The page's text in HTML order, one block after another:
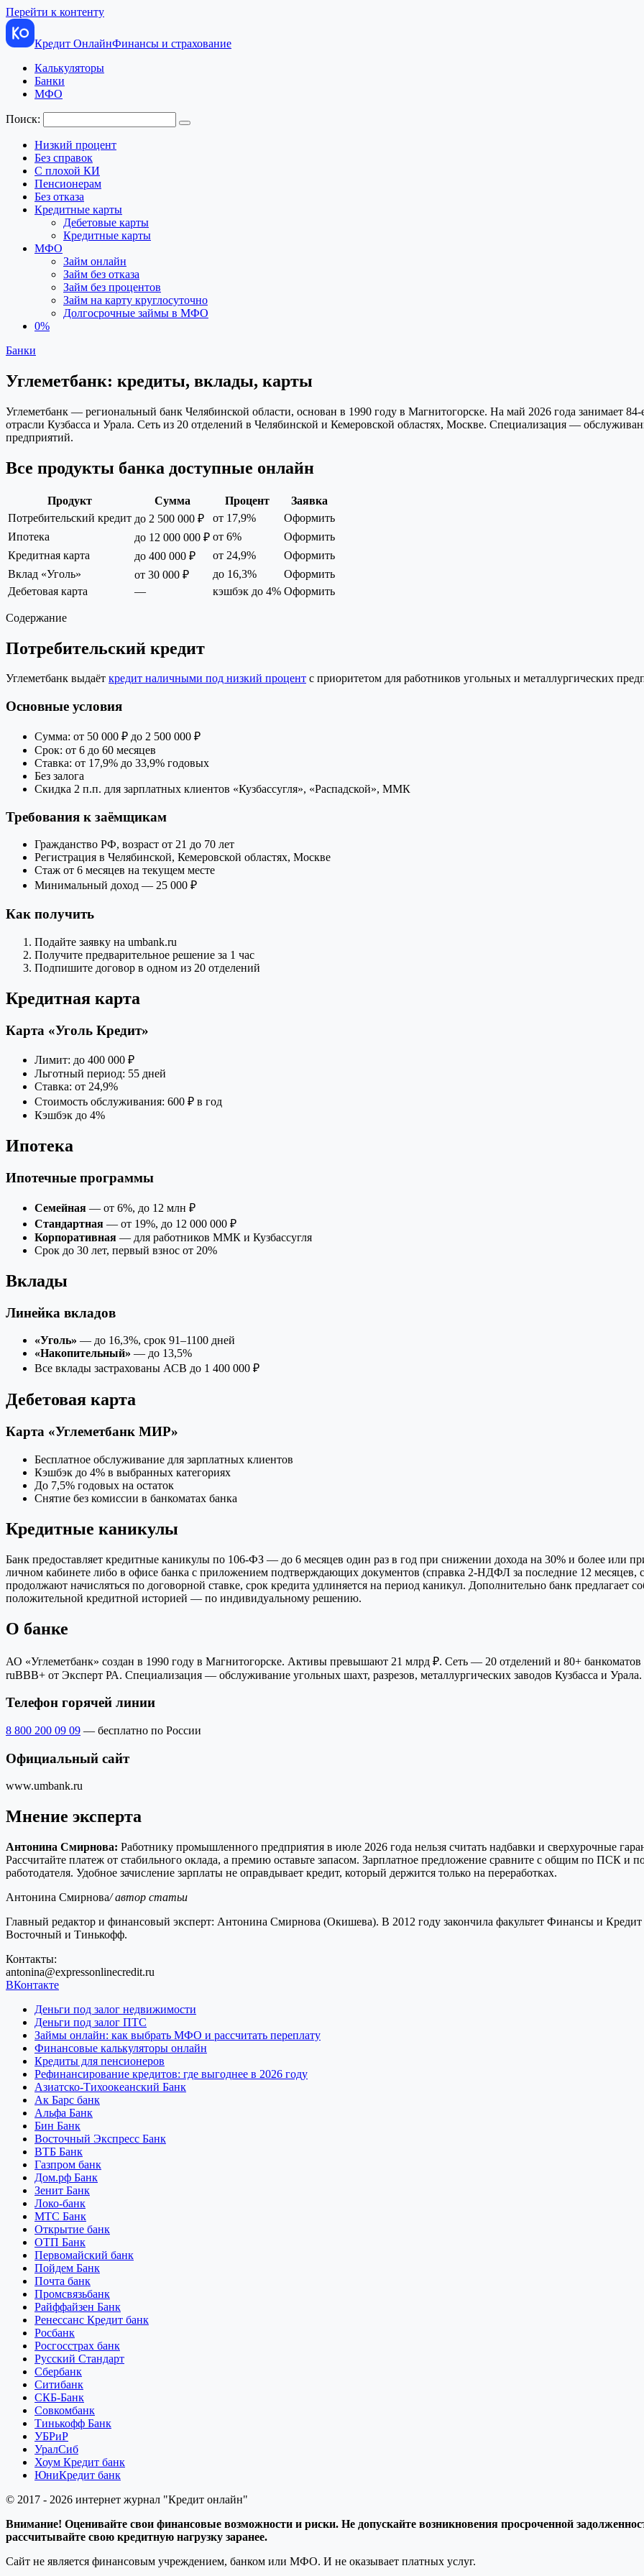
Перейти к контенту
Кредит ОнлайнФинансы и страхование
Калькуляторы
Банки
МФО
Поиск:
Низкий процент
Без справок
С плохой КИ
Пенсионерам
Без отказа
Кредитные карты
Дебетовые карты
Кредитные карты
МФО
Займ онлайн
Займ без отказа
Займ без процентов
Займ на карту круглосуточно
Долгосрочные займы в МФО
0%
Банки
Углеметбанк: кредиты, вклады, карты
Углеметбанк — региональный банк Челябинской области, основан в 1990 году в Магнитогорске. На май 2026 года занимает
отрасли Кузбасса и Урала. Сеть из 20 отделений в Челябинской и Кемеровской областях, Москве. Специализация —
предприятий.
Все продукты банка доступные онлайн
Продукт Сумма Процент
Заявка
Потребительский кредит до 2 500 000 ₽ от 17,9%
Оформить
Ипотека
до 12 000 000 ₽ от 6%
Оформить
Кредитная карта
до 400 000 ₽ от 24,9%
Оформить
Вклад «Уголь»
от 30 000 ₽ до 16,3%
Оформить
Дебетовая карта
— кэшбэк до 4% Оформить
Содержание
Потребительский кредит
Углеметбанк выдаёт кредит наличными под низкий процент с приоритетом для работников угольных и металлургических
Основные условия
Сумма: от 50 000 ₽ до 2 500 000 ₽
Срок: от 6 до 60 месяцев
Ставка: от 17,9% до 33,9% годовых
Без залога
Скидка 2 п.п. для зарплатных клиентов «Кузбассугля», «Распадской», ММК
Требования к заёмщикам
Гражданство РФ, возраст от 21 до 70 лет
Регистрация в Челябинской, Кемеровской областях, Москве
Стаж от 6 месяцев на текущем месте
Минимальный доход — 25 000 ₽
Как получить
Подайте заявку на umbank.ru
Получите предварительное решение за 1 час
Подпишите договор в одном из 20 отделений
Кредитная карта
Карта «Уголь Кредит»
Лимит: до 400 000 ₽
Льготный период: 55 дней
Ставка: от 24,9%
Стоимость обслуживания: 600 ₽ в год
Кэшбэк до 4%
Ипотека
Ипотечные программы
Семейная — от 6%, до 12 млн ₽
Стандартная — от 19%, до 12 000 000 ₽
Корпоративная — для работников ММК и Кузбассугля
Срок до 30 лет, первый взнос от 20%
Вклады
Линейка вкладов
«Уголь» — до 16,3%, срок 91–1100 дней
«Накопительный» — до 13,5%
Все вклады застрахованы АСВ до 1 400 000 ₽
Дебетовая карта
Карта «Углеметбанк МИР»
Бесплатное обслуживание для зарплатных клиентов
Кэшбэк до 4% в выбранных категориях
До 7,5% годовых на остаток
Снятие без комиссии в банкоматах банка
Кредитные каникулы
Банк предоставляет кредитные каникулы по 106‑ФЗ — до 6 месяцев один раз в год при снижении дохода на 30% и более или
личном кабинете либо в офисе банка с приложением подтверждающих документов (справка 2‑НДФЛ за последние 12 месяцев,
продолжают начисляться по договорной ставке, срок кредита удлиняется на период каникул. Дополнительно банк предлагает
положительной кредитной историей — по индивидуальному решению.
О банке
АО «Углеметбанк» создан в 1990 году в Магнитогорске. Активы превышают 21 млрд ₽. Сеть — 20 отделений и 80+
ruBBB+ от Эксперт РА. Специализация — обслуживание угольных шахт, разрезов, металлургических заводов Кузбасса и Урала.
Телефон горячей линии
8 800 200 09 09 — бесплатно по России
Официальный сайт
www.umbank.ru
Мнение эксперта
Антонина Смирнова: Работнику промышленного предприятия в июле 2026 года нельзя считать надбавки и сверхурочные
Рассчитайте платеж от стабильного оклада, а премию оставьте запасом. Зарплатное предложение сравните с общим по ПСК и
работодателя. Удобное зачисление зарплаты не оправдывает кредит, который держится только на переработках.
Антонина Смирнова/ автор статьи
Главный редактор и финансовый эксперт: Антонина Смирнова (Окишева). В 2012 году закончила факультет Финансы и
Восточный и Тинькофф.
Контакты:
antonina@expressonlinecredit.ru
ВКонтакте
Деньги под залог недвижимости
Деньги под залог ПТС
Займы онлайн: как выбрать МФО и рассчитать переплату
Финансовые калькуляторы онлайн
Кредиты для пенсионеров
Рефинансирование кредитов: где выгоднее в 2026 году
Азиатско-Тихоокеанский Банк
Ак Барс банк
Альфа Банк
Бин Банк
Восточный Экспресс Банк
ВТБ Банк
Газпром банк
Дом.рф Банк
Зенит Банк
Локо-банк
МТС Банк
Открытие банк
ОТП Банк
Первомайский банк
Пойдем Банк
Почта банк
Промсвязьбанк
Райффайзен Банк
Ренессанс Кредит банк
Росбанк
Росгосстрах банк
Русский Стандарт
Сбербанк
Ситибанк
СКБ-Банк
Совкомбанк
Тинькофф Банк
УБРиР
УралСиб
Хоум Кредит банк
ЮниКредит банк
© 2017 - 2026 интернет журнал "Кредит онлайн"
Внимание! Оценивайте свои финансовые возможности и риски. Не допускайте возникновения просроченной
рассчитывайте свою кредитную нагрузку заранее.
Сайт не является финансовым учреждением, банком или МФО. И не оказывает платных услуг.